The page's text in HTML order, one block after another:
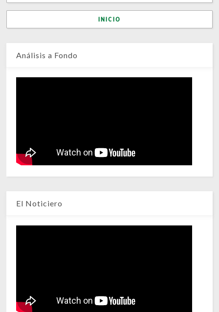
INICIO
Análisis a Fondo
El Noticiero